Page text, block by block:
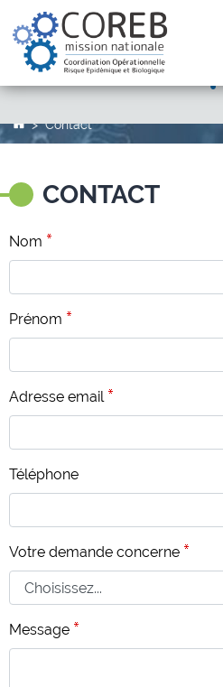
Contact
CONTACT
Nom
Prénom
Adresse email
Téléphone
Votre demande concerne
Message